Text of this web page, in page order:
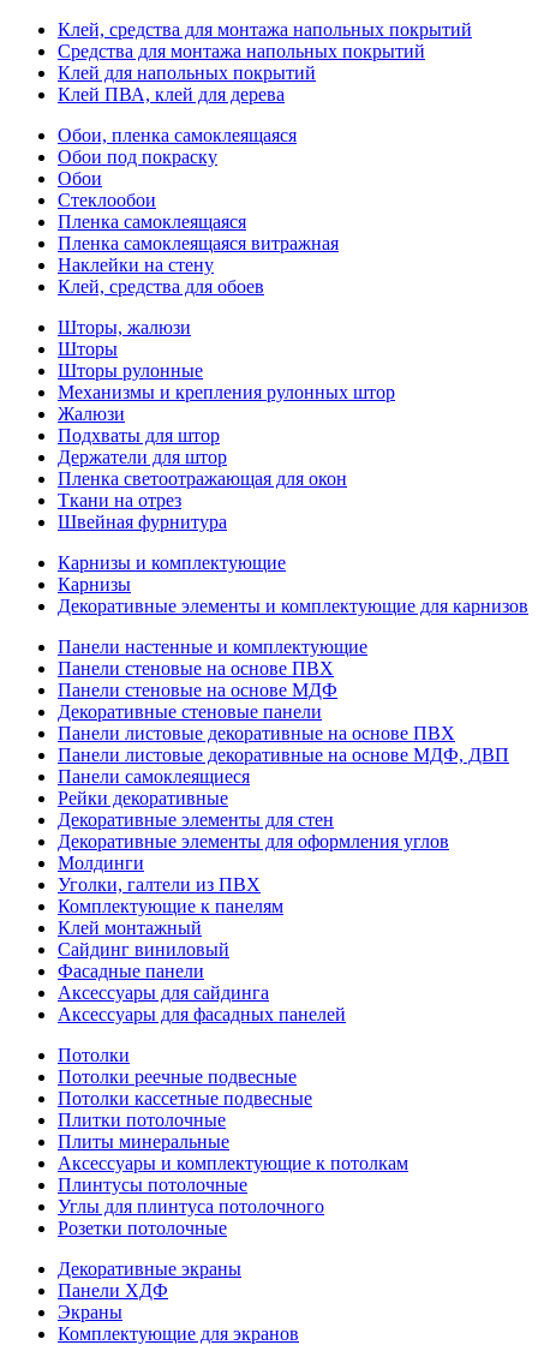
Клей, средства для монтажа напольных покрытий
Средства для монтажа напольных покрытий
Клей для напольных покрытий
Клей ПВА, клей для дерева
Обои, пленка самоклеящаяся
Обои под покраску
Обои
Стеклообои
Пленка самоклеящаяся
Пленка самоклеящаяся витражная
Наклейки на стену
Клей, средства для обоев
Шторы, жалюзи
Шторы
Шторы рулонные
Механизмы и крепления рулонных штор
Жалюзи
Подхваты для штор
Держатели для штор
Пленка светоотражающая для окон
Ткани на отрез
Швейная фурнитура
Карнизы и комплектующие
Карнизы
Декоративные элементы и комплектующие для карнизов
Панели настенные и комплектующие
Панели стеновые на основе ПВХ
Панели стеновые на основе МДФ
Декоративные стеновые панели
Панели листовые декоративные на основе ПВХ
Панели листовые декоративные на основе МДФ, ДВП
Панели самоклеящиеся
Рейки декоративные
Декоративные элементы для стен
Декоративные элементы для оформления углов
Молдинги
Уголки, галтели из ПВХ
Комплектующие к панелям
Клей монтажный
Сайдинг виниловый
Фасадные панели
Аксессуары для сайдинга
Аксессуары для фасадных панелей
Потолки
Потолки реечные подвесные
Потолки кассетные подвесные
Плитки потолочные
Плиты минеральные
Аксессуары и комплектующие к потолкам
Плинтусы потолочные
Углы для плинтуса потолочного
Розетки потолочные
Декоративные экраны
Панели ХДФ
Экраны
Комплектующие для экранов